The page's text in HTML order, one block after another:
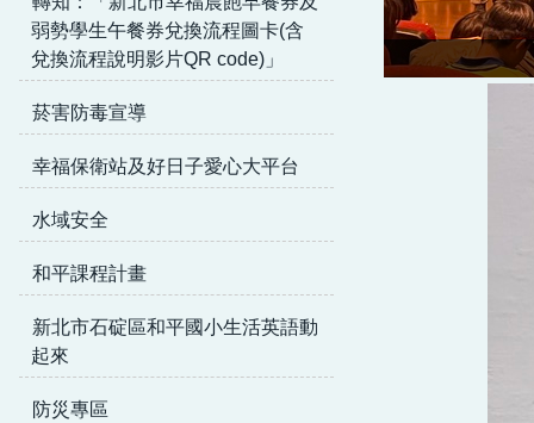
弱勢學生午餐券兌換流程圖卡(含
兌換流程說明影片QR code)」
菸害防毒宣導
幸福保衛站及好日子愛心大平台
水域安全
和平課程計畫
新北市石碇區和平國小生活英語動
起來
防災專區